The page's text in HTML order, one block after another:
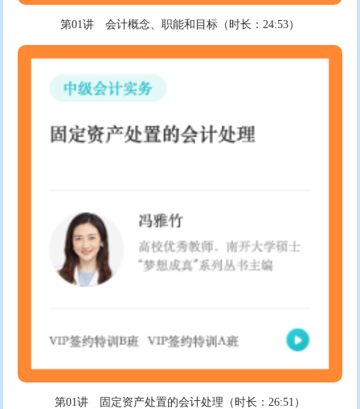
第01讲 会计概念、职能和目标（时长：24:53）
第01讲 固定资产处置的会计处理（时长：26:51）